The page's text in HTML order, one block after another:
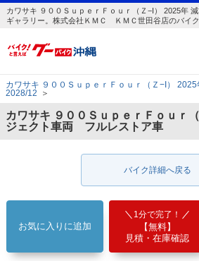
カワサキ ９００ＳｕｐｅｒＦｏｕｒ（Ｚ−I） 2025年
ギャラリー。株式会社ＫＭＣ ＫＭＣ世田谷店のバイク
カワサキ ９００ＳｕｐｅｒＦｏｕｒ（Ｚ−I）
2028/12
＞
カワサキ ９００ＳｕｐｅｒＦｏｕｒ
ジェクト車両 フルレストア車
バイク詳細へ戻る
お気に入りに追加
1分で完了！
【無料】
見積・在庫確認